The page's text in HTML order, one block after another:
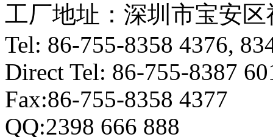
工厂地址：深圳市宝安
Tel: 86-755-8358 4376,
Direct Tel: 86-755-8387
Fax:86-755-8358 4377
QQ:2398 666 888